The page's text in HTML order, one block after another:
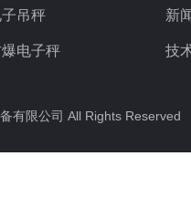
吊秤
爆电子秤
子汽车衡
天平
新
技
有限公司 All Rights